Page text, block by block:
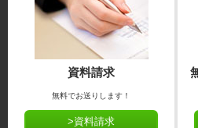
資料請求
無料でお送りします！
>資料請求